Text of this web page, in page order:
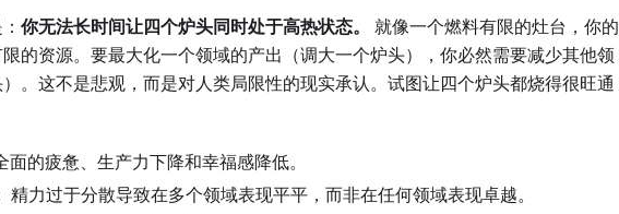
你无法长时间让四个炉头同时处于高热状态。
就像一个燃料有限的灶台，你的
的资源。要最大化一个领域的产出（调大一个炉头），你必然需要减少其他领
。这不是悲观，而是对人类局限性的现实承认。试图让四个炉头都烧得很旺通
面的疲惫、生产力下降和幸福感降低。
精力过于分散导致在多个领域表现平平，而非在任何领域表现卓越。